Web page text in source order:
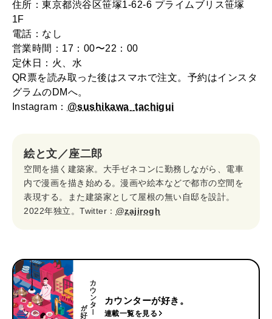
住所：東京都渋谷区笹塚1-62-6 プライムブリス笹塚
1F
電話：なし
営業時間：17：00〜22：00
定休日：火、水
QR票を読み取った後はスマホで注文。予約はインスタ
グラムのDMへ。
Instagram： @sushikawa_tachigui
絵と文／座二郎
空間を描く建築家。大手ゼネコンに勤務しながら、電車
内で漫画を描き始める。漫画や絵本などで都市の空間を
表現する。また建築家として屋根の無い自邸を設計。
2022年独立。Twitter： @zajirogh
カウンターが好き。
連載一覧を見る